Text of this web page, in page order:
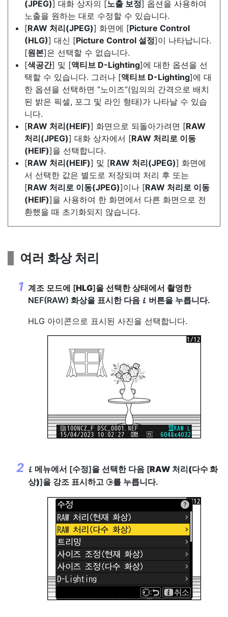
(JPEG)] 대화 상자의 [노출 보정] 옵션을 사용하여
노출을 원하는 대로 수정할 수 있습니다.
[RAW 처리(JPEG)] 화면에 [Picture Control
(HLG)] 대신 [Picture Control 설정]이 나타납니다.
[원본]은 선택할 수 없습니다.
[색공간] 및 [액티브 D-Lighting]에 대한 옵션을 선
택할 수 있습니다. 그러나 [액티브 D-Lighting]에 대
한 옵션을 선택하면 “노이즈”(임의의 간격으로 배치
된 밝은 픽셀, 포그 및 라인 형태)가 나타날 수 있습
니다.
[RAW 처리(HEIF)] 화면으로 되돌아가려면 [RAW
처리(JPEG)] 대화 상자에서 [RAW 처리로 이동
(HEIF)]을 선택합니다.
[RAW 처리(HEIF)] 및 [RAW 처리(JPEG)] 화면에
서 선택한 값은 별도로 저장되며 처리 후 또는
[RAW 처리로 이동(JPEG)]이나 [RAW 처리로 이동
(HEIF)]을 사용하여 한 화면에서 다른 화면으로 전
환했을 때 초기화되지 않습니다.
여러 화상 처리
계조 모드에 [HLG]을 선택한 상태에서 촬영한
NEF(RAW) 화상을 표시한 다음 i 버튼을 누릅니다.
HLG 아이콘으로 표시된 사진을 선택합니다.
i 메뉴에서 [수정]을 선택한 다음 [RAW 처리(다수 화
상)]을 강조 표시하고 2를 누릅니다.